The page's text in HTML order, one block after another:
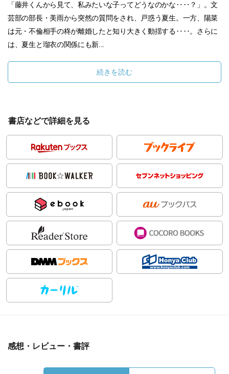
「藤井くんから見て、私みたいな子ってどうなのかな‥‥？」。文
芸部の部長・美雨から突然の質問をされ、戸惑う夏生。一方、陽菜
は元・不倫相手の柊が離婚したと知り大きく動揺する‥‥。さらに
は、夏生と瑠衣の関係にも新...
続きを読む
書店などで詳細を見る
感想・レビュー・書評